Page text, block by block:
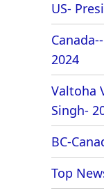
US-
2024
Valtoha
Singh-
BC-
Top